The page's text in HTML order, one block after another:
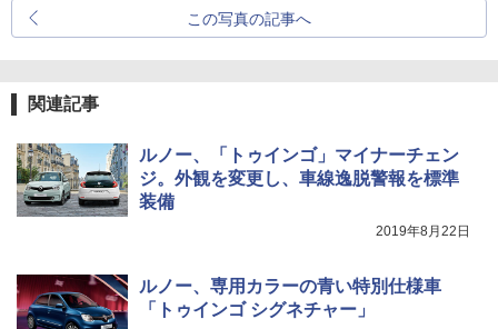
この写真の記事へ
関連記事
ルノー、「トゥインゴ」マイナーチェン
ジ。外観を変更し、車線逸脱警報を標準
装備
2019年8月22日
ルノー、専用カラーの青い特別仕様車
「トゥインゴ シグネチャー」